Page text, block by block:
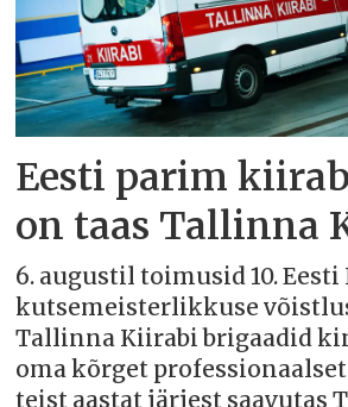
Eesti parim
on taas Tallinna
6. augustil toimusid 10.
kutsemeisterlikkuse
Tallinna Kiirabi brigaadid
oma kõrget professionaalset
teist aastat järjest saavutas